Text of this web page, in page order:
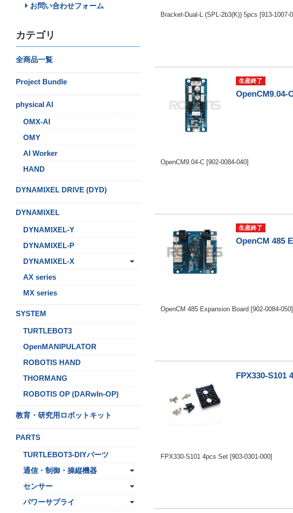
Bracket-Dual-L (SPL-2b3(K)) 5pcs [913-1007-
生産終了
OpenCM9.04-
OpenCM9.04-C [902-0084-040]
生産終了
OpenCM 485
OpenCM 485 Expansion Board [902-0084-050]
FPX330-S101
FPX330-S101 4pcs Set [903-0301-000]
お問い合わせフォーム
カテゴリ
全商品一覧
Project Bundle
physical AI
OMX-AI
OMY
AI Worker
HAND
DYNAMIXEL DRIVE (DYD)
DYNAMIXEL
DYNAMIXEL-Y
DYNAMIXEL-P
DYNAMIXEL-X
AX series
MX series
SYSTEM
TURTLEBOT3
OpenMANIPULATOR
ROBOTIS HAND
THORMANG
ROBOTIS OP (DARwIn-OP)
教育・研究用ロボットキット
PARTS
TURTLEBOT3-DIYパーツ
通信・制御・操縦機器
センサー
パワーサプライ